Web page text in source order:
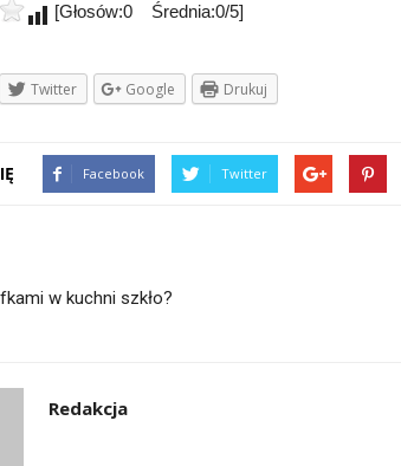
[Głosów:0 Średnia:0/5]
Twitter Google Drukuj
Facebook Twitter
w kuchni szkło?
Redakcja